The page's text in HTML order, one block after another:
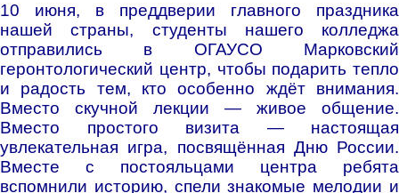
10 июня, в преддверии главного праздника
нашей страны, студенты нашего колледжа
отправились в ОГАУСО Марковский
геронтологический центр, чтобы подарить тепло
и радость тем, кто особенно ждёт внимания.
Вместо скучной лекции — живое общение.
Вместо простого визита — настоящая
увлекательная игра, посвящённая Дню России.
Вместе с постояльцами центра ребята
вспомнили историю, спели знакомые мелодии и